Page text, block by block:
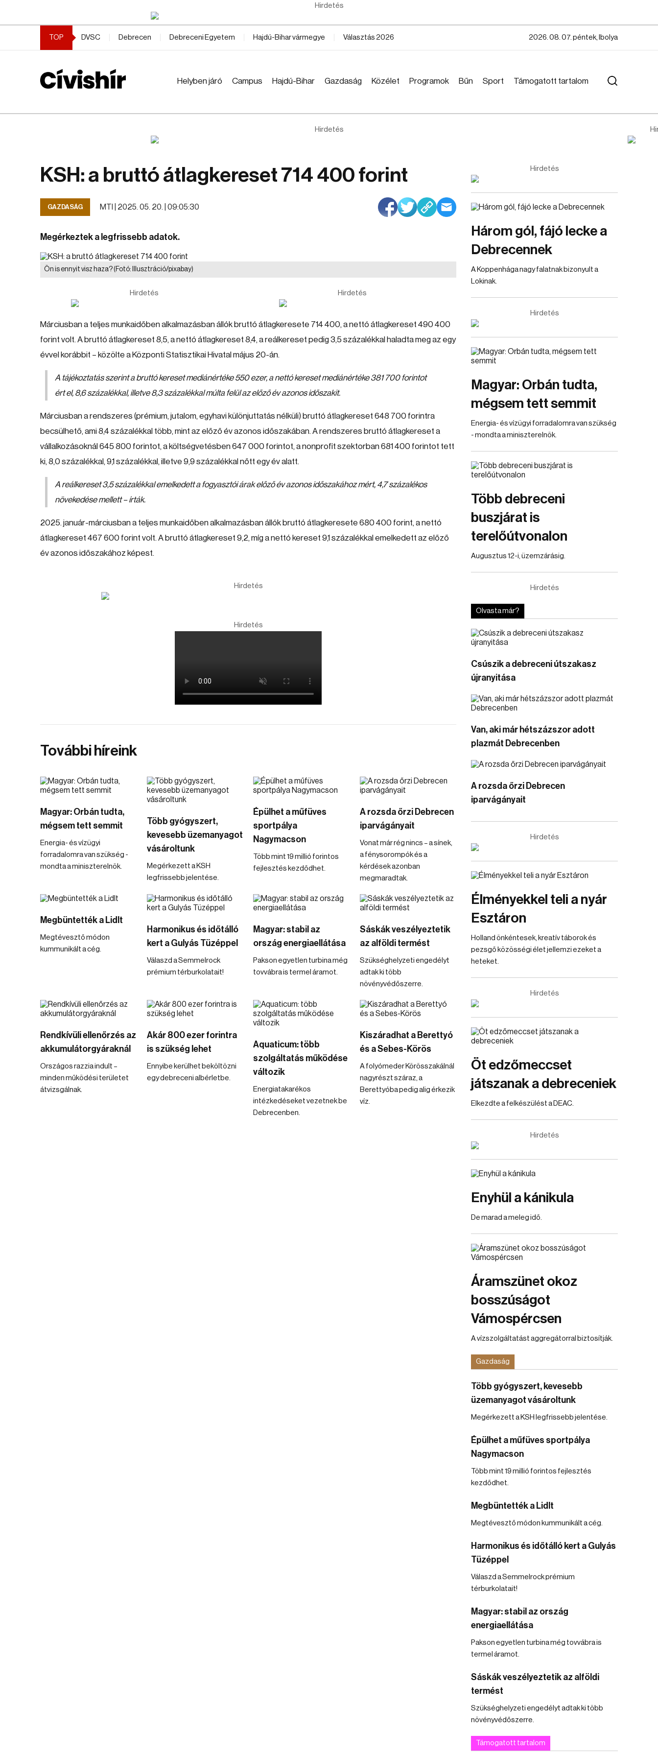
Hirdetés
TOP DVSC Debrecen Debreceni Egyetem Hajdú-Bihar vármegye Választás 2026 2026. 08. 07. péntek, Ibolya
Helyben járó Campus Hajdú-Bihar Gazdaság Közélet Programok Bűn Sport Támogatott tartalom
Hirdetés
KSH: a bruttó átlagkereset 714 400 forint
GAZDASÁG MTI | 2025. 05. 20. | 09:05:30
Megérkeztek a legfrissebb adatok.
Ön is ennyit visz haza?(Fotó: Illusztráció/pixabay)
Hirdetés Hirdetés
Márciusban a teljes munkaidőben alkalmazásban állók bruttó átlagkeresete 714 400, a nettó átlagkereset 490 400
forint volt. A bruttó átlagkereset 8,5, a nettó átlagkereset 8,4, a reálkereset pedig 3,5 százalékkal haladta meg az egy
évvel korábbit – közölte a Központi Statisztikai Hivatal május 20-án.
A tájékoztatás szerint a bruttó kereset mediánértéke 550 ezer, a nettó kereset mediánértéke 381 700 forintot
ért el, 8,6 százalékkal, illetve 8,3 százalékkal múlta felül az előző év azonos időszakit.
Márciusban a rendszeres (prémium, jutalom, egyhavi különjuttatás nélküli) bruttó átlagkereset 648 700 forintra
becsülhető, ami 8,4 százalékkal több, mint az előző év azonos időszakában. A rendszeres bruttó átlagkereset a
vállalkozásoknál 645 800 forintot, a költségvetésben 647 000 forintot, a nonprofit szektorban 681 400 forintot tett
ki, 8,0 százalékkal, 9,1 százalékkal, illetve 9,9 százalékkal nőtt egy év alatt.
A reálkereset 3,5 százalékkal emelkedett a fogyasztói árak előző év azonos időszakához mért, 4,7 százalékos
növekedése mellett – írták.
2025. január-márciusban a teljes munkaidőben alkalmazásban állók bruttó átlagkeresete 680 400 forint, a nettó
átlagkereset 467 600 forint volt. A bruttó átlagkereset 9,2, míg a nettó kereset 9,1 százalékkal emelkedett az előző
év azonos időszakához képest.
Hirdetés
Hirdetés
További híreink
Magyar: Orbán tudta,
mégsem tett semmit
Energia- és vízügyi
forradalomra van szükség -
mondta a miniszterelnök.
Több gyógyszert,
kevesebb üzemanyagot
vásároltunk
Megérkezett a KSH
legfrissebb jelentése.
Épülhet a műfüves
sportpálya
Nagymacson
Több mint 19 millió forintos
fejlesztés kezdődhet.
A rozsda őrzi Debrecen
iparvágányait
Vonat már rég nincs – a sínek,
a fénysorompók és a
kérdések azonban
megmaradtak.
Megbüntették a Lidlt
Megtévesztő módon
kummunikált a cég.
Harmonikus és időtálló
kert a Gulyás Tüzéppel
Válaszd a Semmelrock
prémium térburkolatait!
Magyar: stabil az
ország energiaellátása
Pakson egyetlen turbina még
tovvábra is termel áramot.
Sáskák veszélyeztetik
az alföldi termést
Szükséghelyzeti engedélyt
adtak ki több
növényvédőszerre.
Rendkívüli ellenőrzés az
akkumulátorgyáraknál
Országos razzia indult –
minden működési területet
átvizsgálnak.
Akár 800 ezer forintra
is szükség lehet
Ennyibe kerülhet beköltözni
egy debreceni albérletbe.
Aquaticum: több
szolgáltatás működése
változik
Energiatakarékos
intézkedéseket vezetnek be
Debrecenben.
Kiszáradhat a Berettyó
és a Sebes-Körös
A folyómeder Körösszakálnál
nagyrészt száraz, a
Berettyóba pedig alig érkezik
víz.
Hirdetés
Három gól, fájó lecke a
Debrecennek
A Koppenhága nagy falatnak bizonyult a
Lokinak.
Hirdetés
Magyar: Orbán tudta,
mégsem tett semmit
Energia- és vízügyi forradalomra van szükség
- mondta a miniszterelnök.
Több debreceni
buszjárat is
terelőútvonalon
Augusztus 12-i, üzemzárásig.
Hirdetés
Olvasta már?
Csúszik a debreceni útszakasz
újranyitása
Van, aki már hétszázszor adott
plazmát Debrecenben
A rozsda őrzi Debrecen
iparvágányait
Hirdetés
Élményekkel teli a nyár
Esztáron
Holland önkéntesek, kreatív táborok és
pezsgő közösségi élet jellemzi ezeket a
heteket.
Hirdetés
Öt edzőmeccset
játszanak a debreceniek
Elkezdte a felkészülést a DEAC.
Hirdetés
Enyhül a kánikula
De marad a meleg idő.
Áramszünet okoz
bosszúságot
Vámospércsen
A vízszolgáltatást aggregátorral biztosítják.
Gazdaság
Több gyógyszert, kevesebb
üzemanyagot vásároltunk
Megérkezett a KSH legfrissebb jelentése.
Épülhet a műfüves sportpálya
Nagymacson
Több mint 19 millió forintos fejlesztés
kezdődhet.
Megbüntették a Lidlt
Megtévesztő módon kummunikált a cég.
Harmonikus és időtálló kert a Gulyás
Tüzéppel
Válaszd a Semmelrock prémium
térburkolatait!
Magyar: stabil az ország
energiaellátása
Pakson egyetlen turbina még tovvábra is
termel áramot.
Sáskák veszélyeztetik az alföldi
termést
Szükséghelyzeti engedélyt adtak ki több
növényvédőszerre.
Támogatott tartalom